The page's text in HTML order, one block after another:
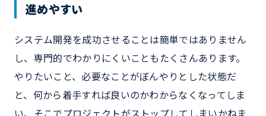
進めやすい
システム開発を成功させることは簡単ではありません
し、専門的でわかりにくいこともたくさんあります。
やりたいこと、必要なことがぼんやりとした状態だ
と、何から着手すれば良いのかわからなくなってしま
い、そこでプロジェクトがストップしてしまいかねま